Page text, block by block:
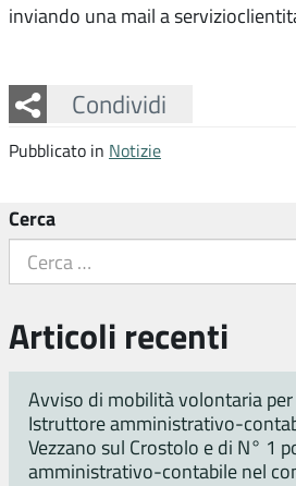
inviando una mail a
Condividi
Facebook
Twitter
Whatsapp
Pubblicato in Notizie
Cerca
Articoli recenti
Avviso di mobilità volontaria
Istruttore amministrativo-
Vezzano sul Crostolo e di N° 1
amministrativo-contabile nel